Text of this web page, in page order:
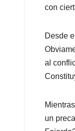
con
Desde
al
un